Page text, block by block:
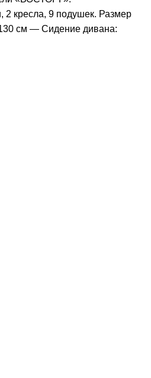
2 кресла, 9 подушек. Размер
см — Сидение дивана: